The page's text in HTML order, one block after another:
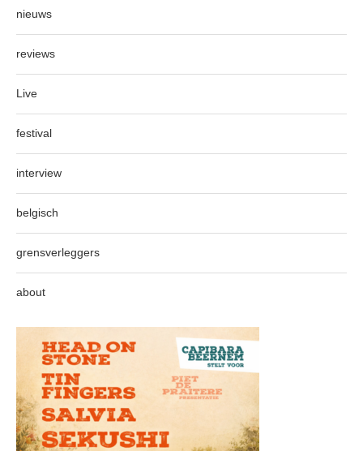
nieuws
reviews
Live
festival
interview
belgisch
grensverleggers
about